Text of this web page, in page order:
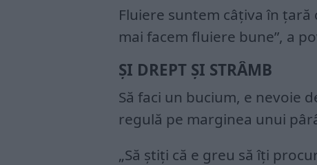
Fluiere suntem câţiva în ţară
mai facem fluiere bune”, a
ȘI DREPT ŞI STRÂMB
Să faci un bucium, e nevoie
regulă pe marginea unui
„Să ştiţi că e greu să îţi